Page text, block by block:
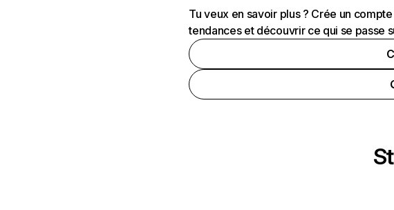
Tu veux en savoir plus ? Crée un
tendances et découvrir ce qui se passe